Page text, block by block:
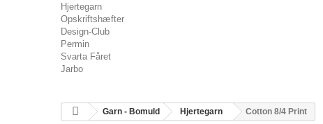
Hjertegarn
Opskriftshæfter
Design-Club
Permin
Svarta Fåret
Jarbo
Garn - Bomuld Hjertegarn Cotton 8/4 Print